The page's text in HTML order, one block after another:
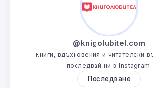
@knigolubitel.com
Книги, вдъхновения и читателски
последвай ни в Instagram.
Последване